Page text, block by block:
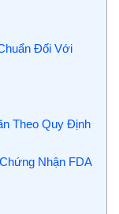
Đối Với
Theo Quy Định
Nhận FDA